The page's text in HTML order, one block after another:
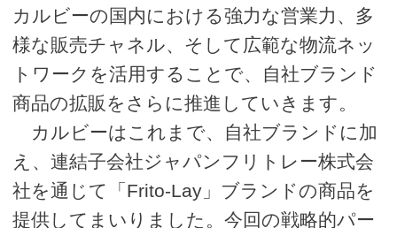
カルビーの国内における強力な営業力、多
様な販売チャネル、そして広範な物流ネッ
トワークを活用することで、自社ブランド
商品の拡販をさらに推進していきます。
カルビーはこれまで、自社ブランドに加
え、連結子会社ジャパンフリトレー株式会
社を通じて「Frito-Lay」ブランドの商品を
提供してまいりました。今回の戦略的パー